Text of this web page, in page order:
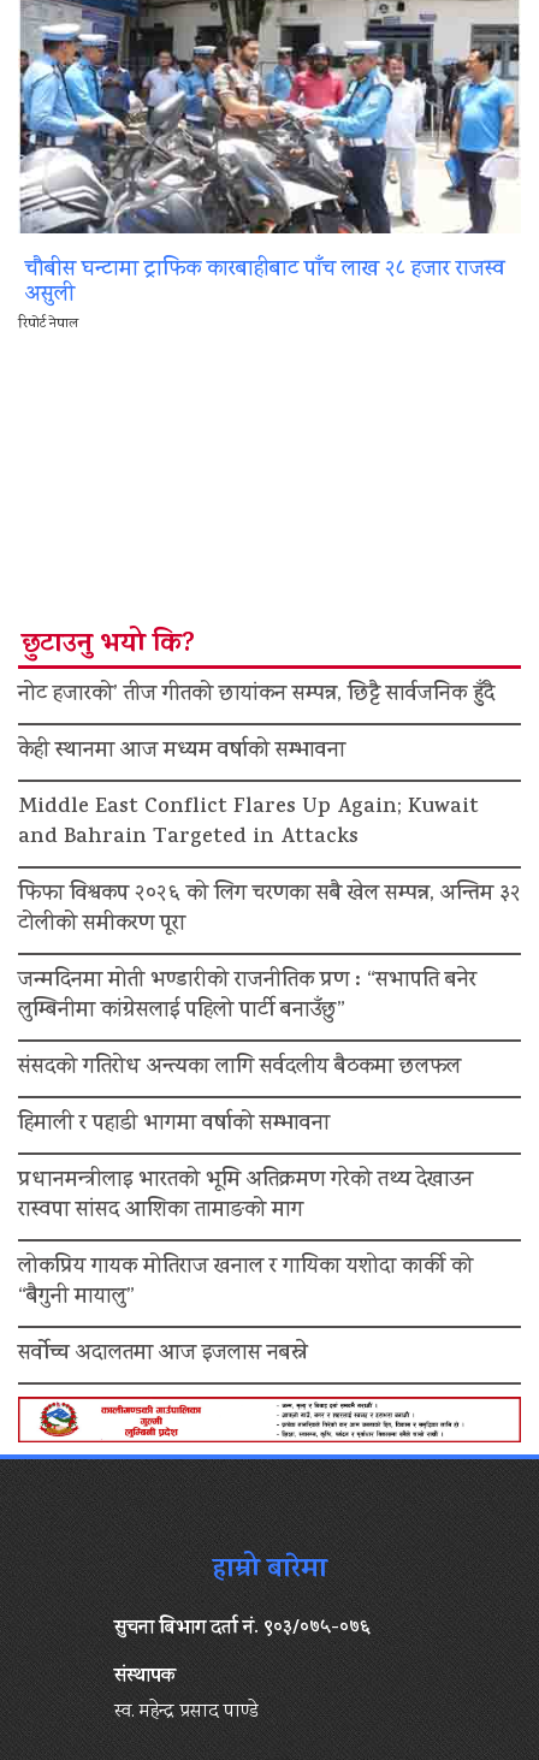
चौबीस घन्टामा ट्राफिक कारबाहीबाट पाँच लाख २८ हजार राजस्व
असुली
रिपोर्ट नेपाल
छुटाउनु भयो कि?
नोट हजारको’ तीज गीतको छायांकन सम्पन्न, छिट्टै सार्वजनिक हुँदै
केही स्थानमा आज मध्यम वर्षाको सम्भावना
Middle East Conflict Flares Up Again; Kuwait
and Bahrain Targeted in Attacks
फिफा विश्वकप २०२६ को लिग चरणका सबै खेल सम्पन्न, अन्तिम ३२
टोलीको समीकरण पूरा
जन्मदिनमा मोती भण्डारीको राजनीतिक प्रण : “सभापति बनेर
लुम्बिनीमा कांग्रेसलाई पहिलो पार्टी बनाउँछु”
संसदको गतिरोध अन्त्यका लागि सर्वदलीय बैठकमा छलफल
हिमाली र पहाडी भागमा वर्षाको सम्भावना
प्रधानमन्त्रीलाइ भारतको भूमि अतिक्रमण गरेको तथ्य देखाउन
रास्वपा सांसद आशिका तामाङको माग
लोकप्रिय गायक मोतिराज खनाल र गायिका यशोदा कार्की को
“बैगुनी मायालु”
सर्वोच्च अदालतमा आज इजलास नबस्ने
हाम्रो बारेमा
सुचना बिभाग दर्ता नं. ९०३/०७५-०७६
संस्थापक
स्व. महेन्द्र प्रसाद पाण्डे